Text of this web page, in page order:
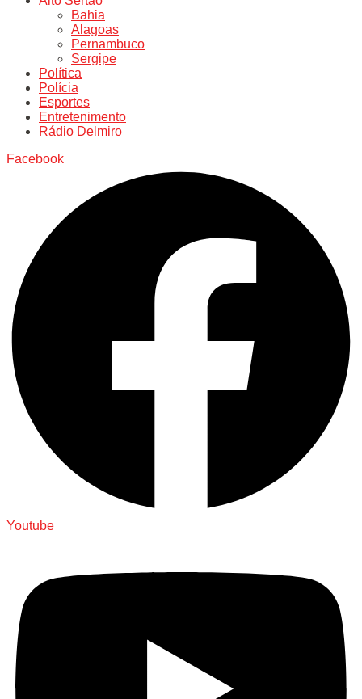
Bahia
Alagoas
Pernambuco
Sergipe
Política
Polícia
Esportes
Entretenimento
Rádio Delmiro
Facebook
Youtube